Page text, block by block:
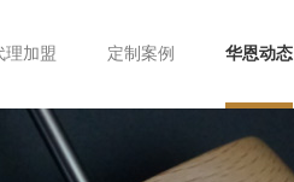
理加盟 定制案例 华恩动态